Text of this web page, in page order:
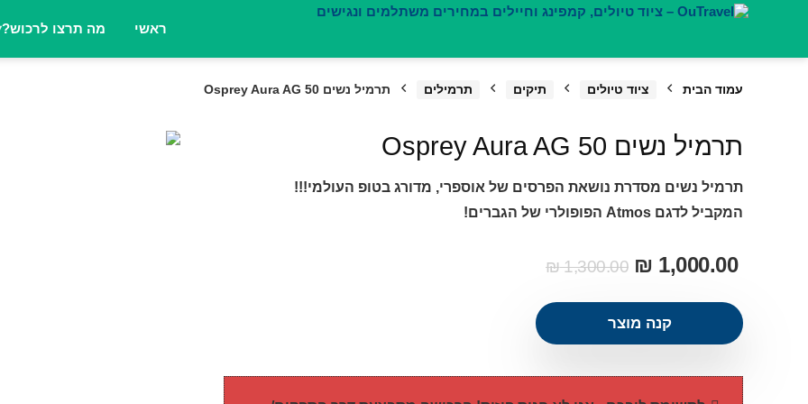
ראשי מה תרצו לרכוש?
עמוד הבית ציוד טיולים תיקים תרמילים תרמיל נשים Osprey Aura AG 50
תרמיל נשים Osprey Aura AG 50
תרמיל נשים מסדרת נושאת הפרסים של אוספרי, מדורג בטופ העולמי!!!
המקביל לדגם Atmos הפופולרי של הגברים!
₪1,300.00 ₪ 1,000.00
קנה מוצר